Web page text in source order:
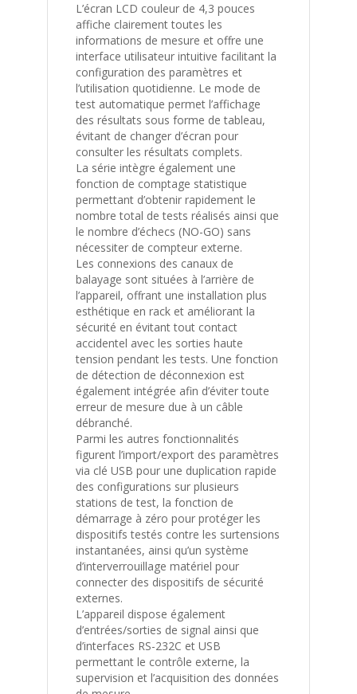
L’écran LCD couleur de 4,3 pouces
affiche clairement toutes les
informations de mesure et offre une
interface utilisateur intuitive facilitant la
configuration des paramètres et
l’utilisation quotidienne. Le mode de
test automatique permet l’affichage
des résultats sous forme de tableau,
évitant de changer d’écran pour
consulter les résultats complets.
La série intègre également une
fonction de comptage statistique
permettant d’obtenir rapidement le
nombre total de tests réalisés ainsi que
le nombre d’échecs (NO-GO) sans
nécessiter de compteur externe.
Les connexions des canaux de
balayage sont situées à l’arrière de
l’appareil, offrant une installation plus
esthétique en rack et améliorant la
sécurité en évitant tout contact
accidentel avec les sorties haute
tension pendant les tests. Une fonction
de détection de déconnexion est
également intégrée afin d’éviter toute
erreur de mesure due à un câble
débranché.
Parmi les autres fonctionnalités
figurent l’import/export des paramètres
via clé USB pour une duplication rapide
des configurations sur plusieurs
stations de test, la fonction de
démarrage à zéro pour protéger les
dispositifs testés contre les surtensions
instantanées, ainsi qu’un système
d’interverrouillage matériel pour
connecter des dispositifs de sécurité
externes.
L’appareil dispose également
d’entrées/sorties de signal ainsi que
d’interfaces RS-232C et USB
permettant le contrôle externe, la
supervision et l’acquisition des données